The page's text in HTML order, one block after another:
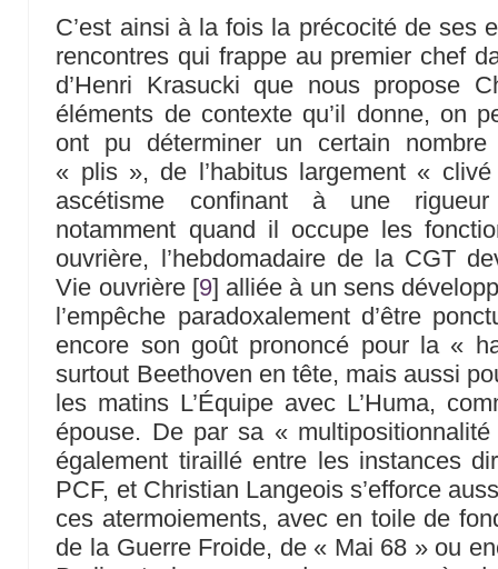
C’est ainsi à la fois la précocité de ses
rencontres qui frappe au premier chef
d’Henri Krasucki que nous propose
éléments de contexte qu’il donne, on
ont pu déterminer un certain
« plis », de l’habitus largement «
ascétisme confinant à une rigueur
notamment quand il occupe les
ouvrière, l’hebdomadaire de la CGT
Vie ouvrière[9] alliée à un sens
l’empêche paradoxalement d’être
encore son goût prononcé pour la «
surtout Beethoven en tête, mais aussi
les matins L’Équipe avec L’Huma,
épouse. De par sa « multipositionnalité
également tiraillé entre les instances
PCF, et Christian Langeois s’efforce
ces atermoiements, avec en toile de
de la Guerre Froide, de « Mai 68 » ou